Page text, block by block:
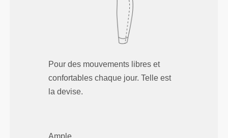
Pour des mouvements libres et
confortables chaque jour. Telle est
la devise.